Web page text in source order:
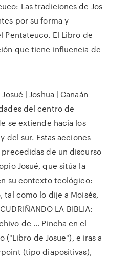
Las tradiciones de Jos
por su forma y
Pentateuco. El Libro de
que tiene influencia de
| Joshua | Canaán
del centro de
se extiende hacia los
del sur. Estas acciones
de un discurso
Josué, que sitúa la
su contexto teológico:
tal como lo dije a Moisés,
LA BIBLIA:
de ... Pincha en el
de Josue"), e iras a
(tipo diapositivas),